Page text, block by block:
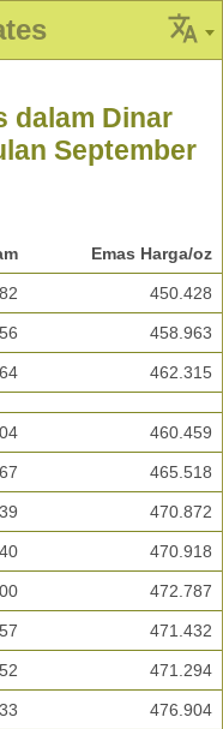
dalam Dinar
September
Emas Harga/oz
450.428
458.963
462.315
460.459
465.518
470.872
470.918
472.787
471.432
471.294
476.904